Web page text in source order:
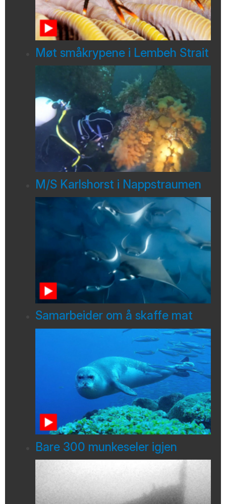
Møt småkrypene i Lembeh Strait
M/S Karlshorst i Nappstraumen
Samarbeider om å skaffe mat
Bare 300 munkeseler igjen